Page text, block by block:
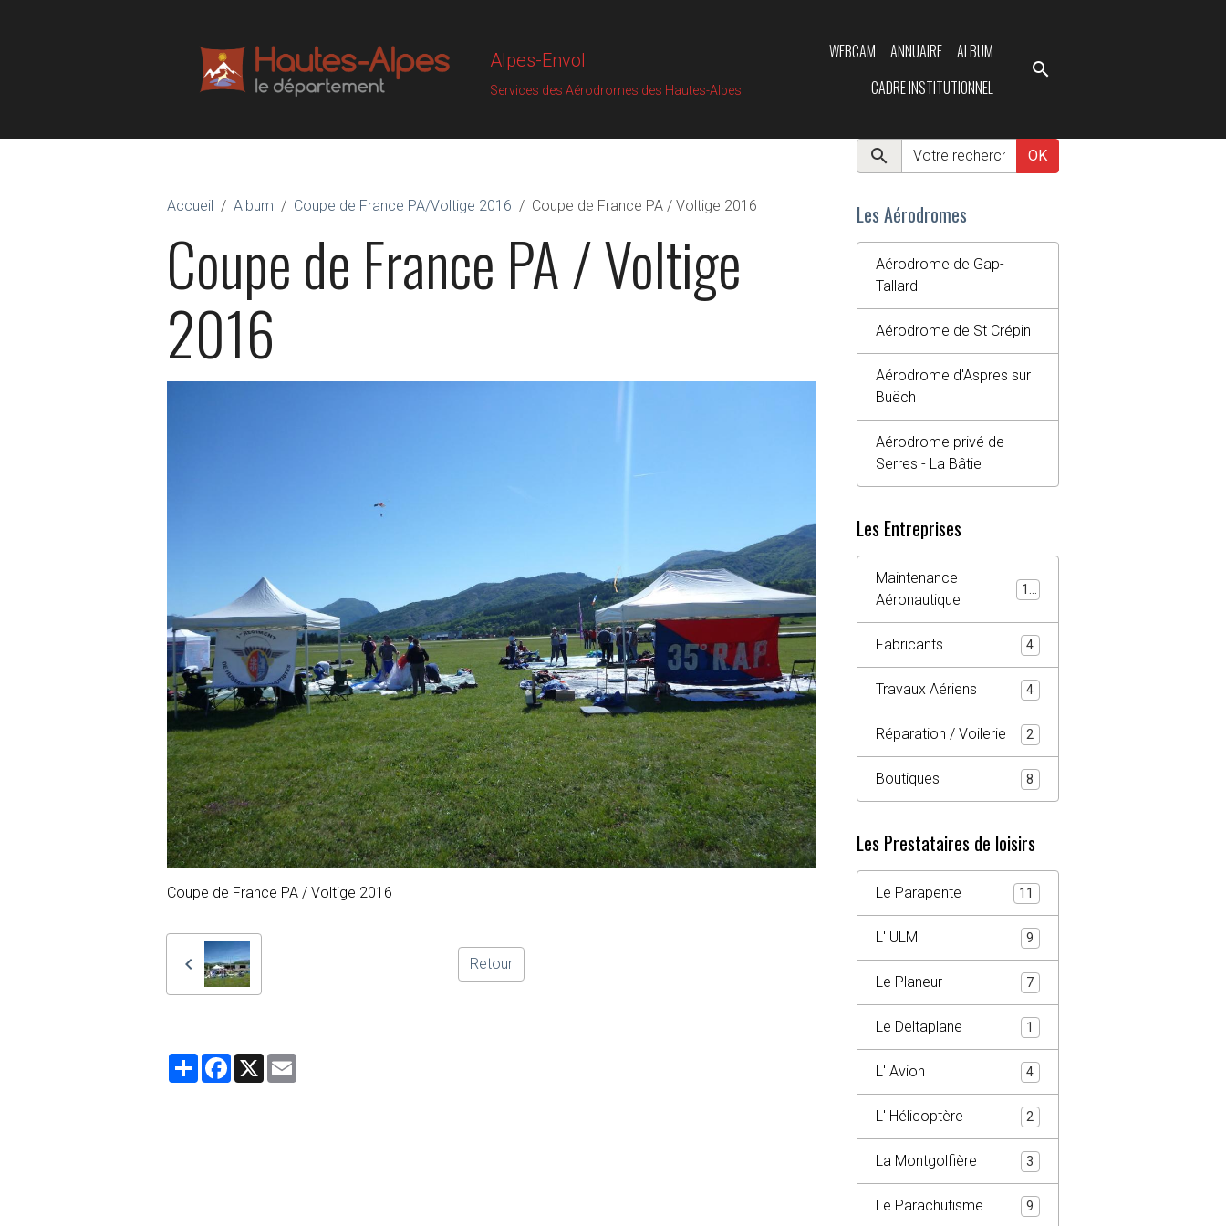
Alpes-Envol
Services des Aérodromes des Hautes-Alpes
WEBCAM ANNUAIRE
ALBUM
CADRE INSTITUTIONNEL
Accueil Album Coupe de France PA/Voltige 2016 Coupe de France PA / Voltige 2016
Coupe de France PA / Voltige
2016
Coupe de France PA / Voltige 2016
Retour
PartagerFacebook
X
OK
Les Aérodromes
Aérodrome de Gap-
Tallard
Aérodrome de St Crépin
Aérodrome d'Aspres sur
Buëch
Aérodrome privé de
Serres - La Bâtie
Les Entreprises
Maintenance
Aéronautique
Fabricants 4
Travaux Aériens 4
Réparation / Voilerie 2
Boutiques 8
Les Prestataires de loisirs
Le Parapente 11
L' ULM 9
Le Planeur 7
Le Deltaplane 1
L' Avion 4
L' Hélicoptère 2
La Montgolfière 3
Le Parachutisme 9